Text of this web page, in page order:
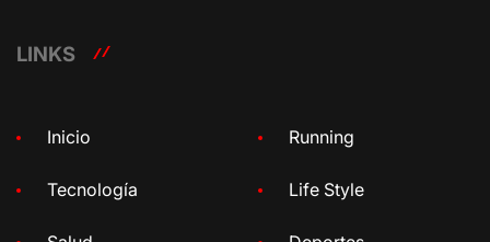
LINKS
Inicio Running
Tecnología Life Style